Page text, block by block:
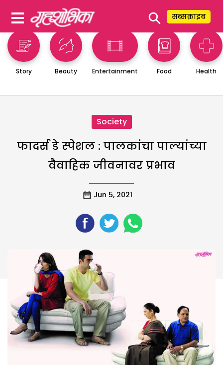
⚲ सब्सक्राइब
Story Beauty Entertainment Food Health
Society
फादर्स डे स्पेशल : पालकांचा पाल्यांच्या
वैवाहिक जीवनावर प्रभाव
Jun 5, 2021